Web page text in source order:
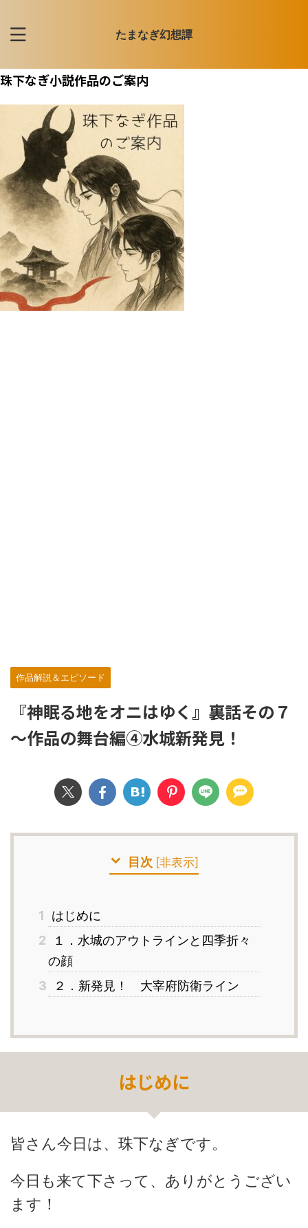
たまなぎ幻想譚
珠下なぎ小説作品のご案内
作品解説＆エピソード
『神眠る地をオニはゆく』裏話その７
～作品の舞台編④水城新発見！
目次 [非表示]
1
はじめに
2
１．水城のアウトラインと四季折々
の顔
3
２．新発見！ 大宰府防衛ライン
はじめに
皆さん今日は、珠下なぎです。
今日も来て下さって、ありがとうござい
ます！